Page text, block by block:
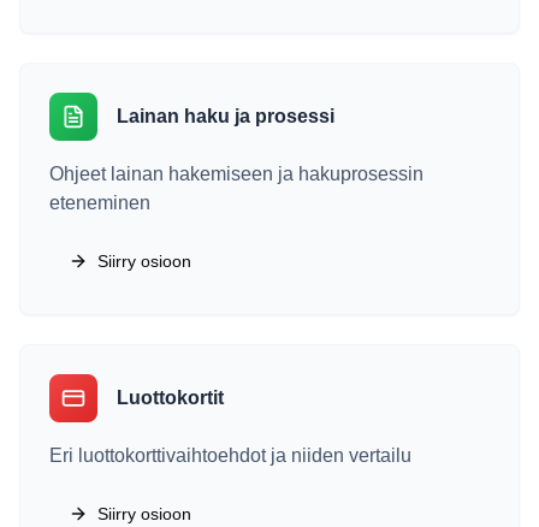
Lainan haku ja prosessi
Ohjeet lainan hakemiseen ja hakuprosessin
eteneminen
Siirry osioon
Luottokortit
Eri luottokorttivaihtoehdot ja niiden vertailu
Siirry osioon